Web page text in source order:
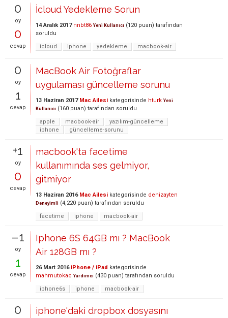
0
oy
0
cevap
İcloud Yedekleme Sorun
14 Aralık 2017 nnbt86 Yeni Kullanıcı (120 puan) tarafından
soruldu
icloud
iphone yedekleme macbook-air
0
oy
1
cevap
MacBook Air Fotoğraflar
uygulaması güncelleme sorunu
13 Haziran 2017 Mac Ailesi kategorisinde hturk Yeni
Kullanıcı (160 puan) tarafından soruldu
apple
macbook-air
yazılım-güncelleme
iphone
güncelleme-sorunu
+1
oy
0
cevap
macbook'ta facetime
kullanımında ses gelmiyor,
gitmiyor
13 Haziran 2016 Mac Ailesi kategorisinde denizayten
Deneyimli (4,220 puan) tarafından soruldu
facetime
iphone macbook-air
–1
oy
1
cevap
Iphone 6S 64GB mı ? MacBook
Air 128GB mı ?
26 Mart 2016 iPhone / iPad kategorisinde
mahmutokac Yardımcı (430 puan) tarafından soruldu
iphone6s
iphone macbook-air
0
iphone'daki dropbox dosyasını